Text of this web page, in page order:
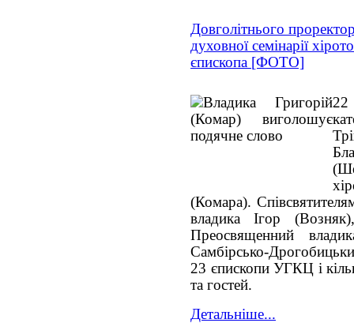
Довголітнього
духовної семінарії
єпископа [ФОТО]
(Комара).
владика Ігор
Преосвященний
Самбірсько-
23 єпископи УГКЦ і
та гостей.
Детальніше...